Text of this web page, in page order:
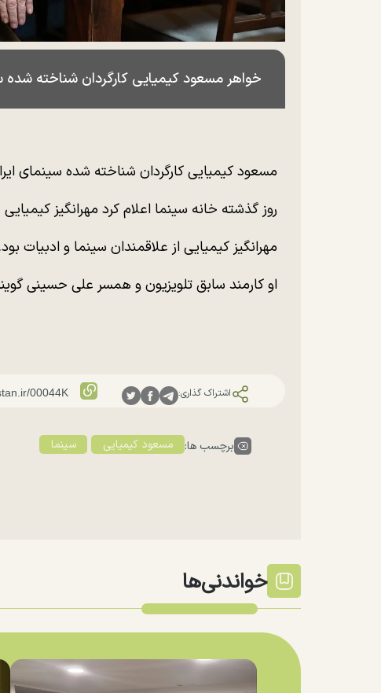
خواهر مسعود کیمیایی کارگردان شناخته شده
مسعود کیمیایی کارگردان شناخته شده
روز گذشته خانه سینما اعلام کرد مهرانگیز
مهرانگیز کیمیایی از علاقمندان سینما و ادبیات بود.
او کارمند سابق تلویزیون و همسر علی حسینی
اشتراک گذاری:
برچسب ها: مسعود کیمیایی سینما
خواندنی‌ها